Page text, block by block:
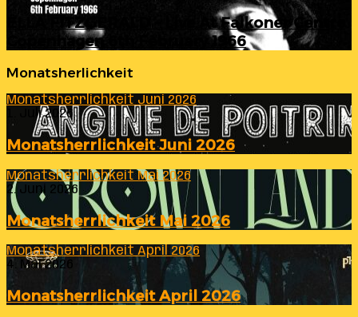
ELLA FITZGERALD – Live At Falkoner Centre
Copenhagen 6th February 1966
Monatsherlichkeit
Monatsherrlichkeit Juni 2026
1. Juli 2026
Monatsherrlichkeit Juni 2026
Monatsherrlichkeit Mai 2026
2. Juni 2026
Monatsherrlichkeit Mai 2026
Monatsherrlichkeit April 2026
4. Mai 2026
Monatsherrlichkeit April 2026